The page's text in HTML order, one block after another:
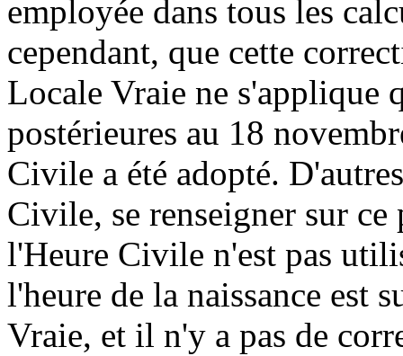
employée dans tous les
cependant, que cette
Locale Vraie ne s'applique
postérieures au 18
Civile a été adopté.
Civile, se renseigner sur
l'Heure Civile n'est pas
l'heure de la naissance est
Vraie, et il n'y a pas de